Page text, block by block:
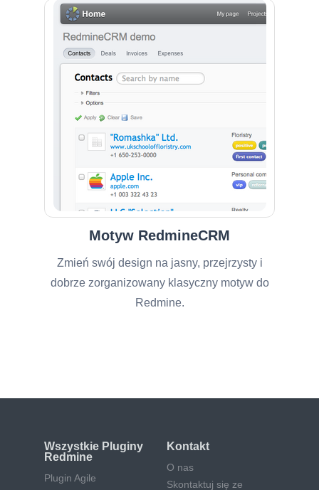
Motyw RedmineCRM
Zmień swój design na jasny, przejrzysty i
dobrze zorganizowany klasyczny motyw do
Redmine.
Wszystkie Pluginy
Redmine
Plugin Agile
Kontakt
O nas
Skontaktuj się ze